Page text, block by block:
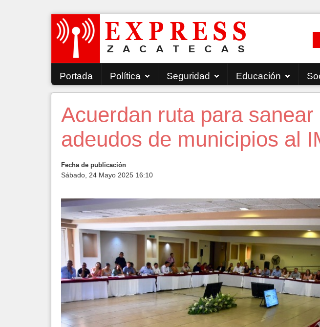
Portada Política Seguridad Educación
Acuerdan ruta para sanear
adeudos de municipios al
Fecha de publicación
Sábado, 24 Mayo 2025 16:10